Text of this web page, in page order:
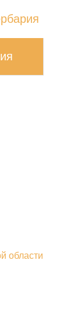
области